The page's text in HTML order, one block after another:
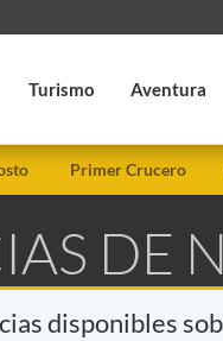
Turismo Aventura
Primer Crucero
DE
disponibles